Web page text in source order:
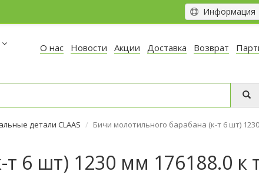
Информация
О нас Новости Акции Доставка Возврат
детали CLAAS
Бичи молотильного барабана (к-т 6 шт)
6 шт) 1230 мм 176188.0 к